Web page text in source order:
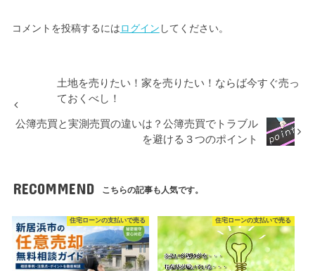
コメントを投稿するにはログイン してください。
土地を売りたい！家を売りたい！ならば今すぐ売っ
ておくべし！
公簿売買と実測売買の違いは？公簿売買でトラブル
を避ける３つのポイント
RECOMMEND こちらの記事も人気です。
住宅ローンの支払いで売る 住宅ローンの支払いで売る